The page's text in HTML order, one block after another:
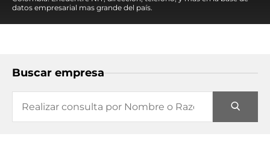
datos empresarial mas grande del país.
Buscar empresa